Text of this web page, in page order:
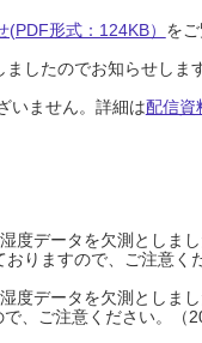
形式：124KB） を
したのでお知らせしま
いません。詳細は配信資
度データを欠測としま
りますので、ご注意く
度データを欠測としま
、ご注意ください。（